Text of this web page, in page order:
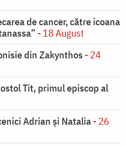
de cancer, către icoana
- 18 August
din Zakynthos - 24
Tit, primul episcop al
Adrian și Natalia- 26